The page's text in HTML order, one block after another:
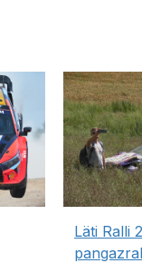
Läti Ralli